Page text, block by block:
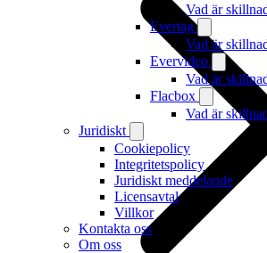
Vad är
Evertag
Vad är
Evervideo
Vad är
Flacbox
Vad är
Juridiskt
Cookiepolicy
Integritetspolicy
Juridiskt meddelande
Licensavtal
Villkor
Kontakta oss
Om oss